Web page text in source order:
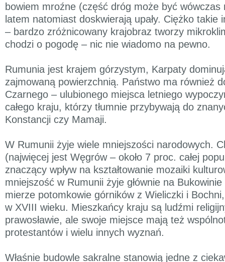
bowiem mroźne (część dróg może być wówczas
latem natomiast doskwierają upały. Ciężko takie
– bardzo zróżnicowany krajobraz tworzy
chodzi o pogodę – nic nie wiadomo na pewno.
Rumunia jest krajem górzystym, Karpaty
zajmowaną powierzchnią. Państwo ma również
Czarnego – ulubionego miejsca letniego
całego kraju, którzy tłumnie przybywają do
Konstancji czy Mamaji.
W Rumunii żyje wiele mniejszości narodowych.
(najwięcej jest Węgrów – około 7 proc. całej
znaczący wpływ na kształtowanie mozaiki
mniejszość w Rumunii żyje głównie na
mierze potomkowie górników z Wieliczki i
w XVIII wieku. Mieszkańcy kraju są ludźmi
prawosławie, ale swoje miejsce mają też
protestantów i wielu innych wyznań.
Właśnie budowle sakralne stanowią jedne z